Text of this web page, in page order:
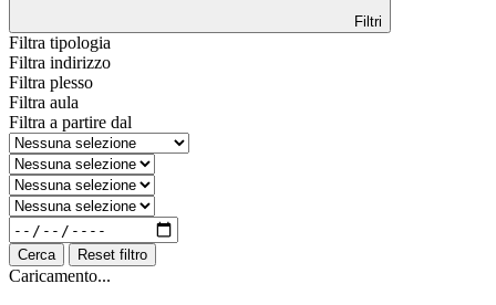
Filtri
Filtra tipologia
Filtra indirizzo
Filtra plesso
Filtra aula
Filtra a partire dal
Cerca Reset filtro
Caricamento...